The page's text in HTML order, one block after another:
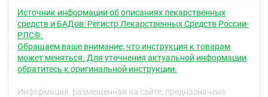
Способ применения и дозы
Местно. При остром и хроническом отите по 3–5
капель наносят на турунду и вводят в наружный
слуховой проход 2–3 раза в день. Курс лечения не
должен превышать 3–5 дней.
Источник информации об описаниях лекарственных
средств и БАДов: Регистр Лекарственных Средств России-
РЛС®.
Обращаем ваше внимание, что инструкция к товарам
может меняться. Для уточнения актуальной информации
обратитесь к оригинальной инструкции.
Информация, размещенная на сайте, предназначена